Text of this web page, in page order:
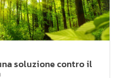
soluzione contro il